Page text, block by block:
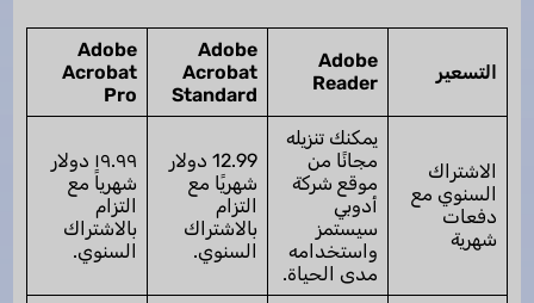
التسعير
Adobe
Reader
Adobe
Acrobat
Standard
Adobe
Acrobat
Pro
الاشتراك
السنوي مع
دفعات
شهرية
يمكنك تنزيله
مجانًا من
موقع شركة
أدوبي
سيستمز
واستخدامه
مدى الحياة.
12.99 دولار
شهريًا مع
التزام
بالاشتراك
السنوي.
١٩.٩٩ دولار
شهرياً مع
التزام
بالاشتراك
السنوي.